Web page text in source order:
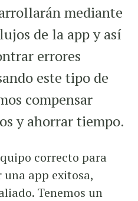
mediante
de la app y así
errores
este tipo de
compensar
y ahorrar tiempo.
correcto para
app exitosa,
Tenemos un